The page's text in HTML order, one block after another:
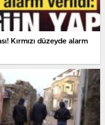
Kırmızı düzeyde alarm